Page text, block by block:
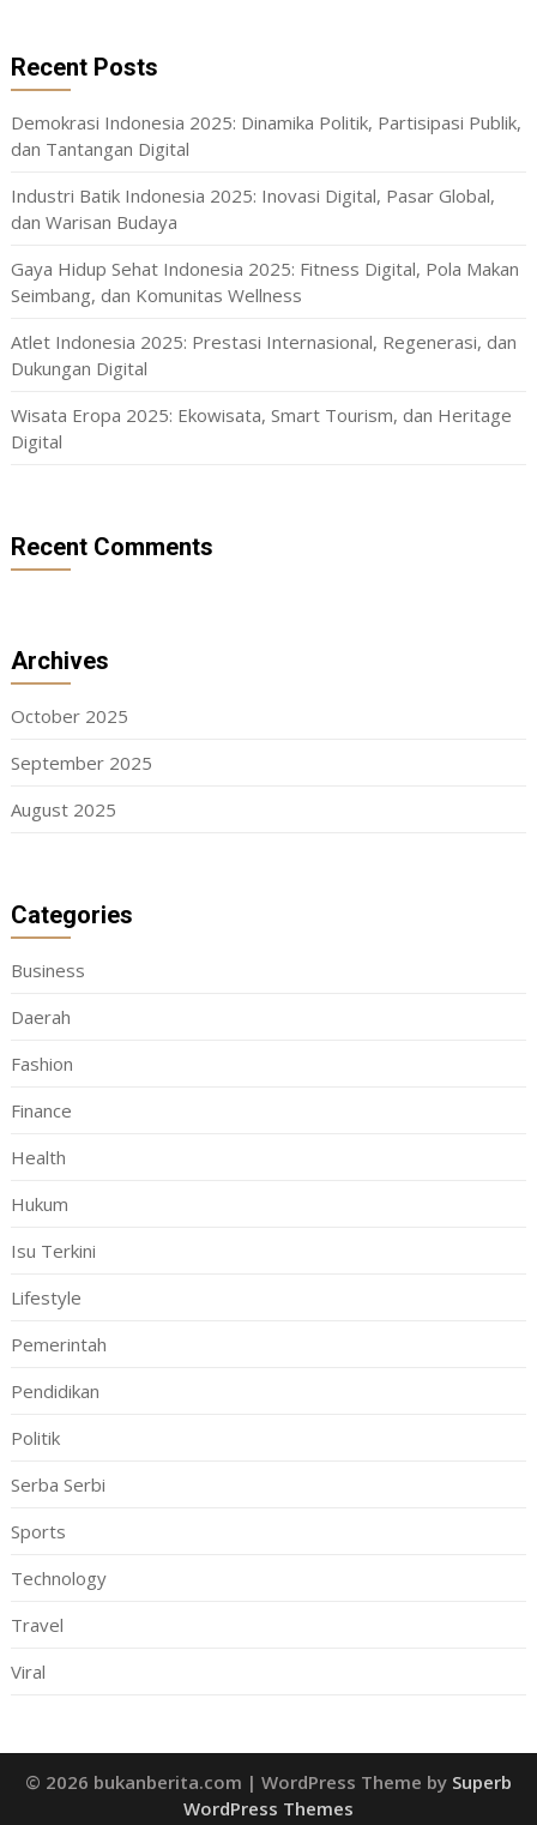
Recent Posts
Demokrasi Indonesia 2025: Dinamika Politik, Partisipasi Publik,
dan Tantangan Digital
Industri Batik Indonesia 2025: Inovasi Digital, Pasar Global,
dan Warisan Budaya
Gaya Hidup Sehat Indonesia 2025: Fitness Digital, Pola Makan
Seimbang, dan Komunitas Wellness
Atlet Indonesia 2025: Prestasi Internasional, Regenerasi, dan
Dukungan Digital
Wisata Eropa 2025: Ekowisata, Smart Tourism, dan Heritage
Digital
Recent Comments
Archives
October 2025
September 2025
August 2025
Categories
Business
Daerah
Fashion
Finance
Health
Hukum
Isu Terkini
Lifestyle
Pemerintah
Pendidikan
Politik
Serba Serbi
Sports
Technology
Travel
Viral
© 2026 bukanberita.com | WordPress Theme by Superb
WordPress Themes